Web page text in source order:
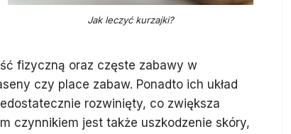
Jak leczyć kurzajki?
fizyczną oraz częste zabawy w
czy place zabaw. Ponadto ich układ
rozwinięty, co zwiększa
czynnikiem jest także uszkodzenie skóry,